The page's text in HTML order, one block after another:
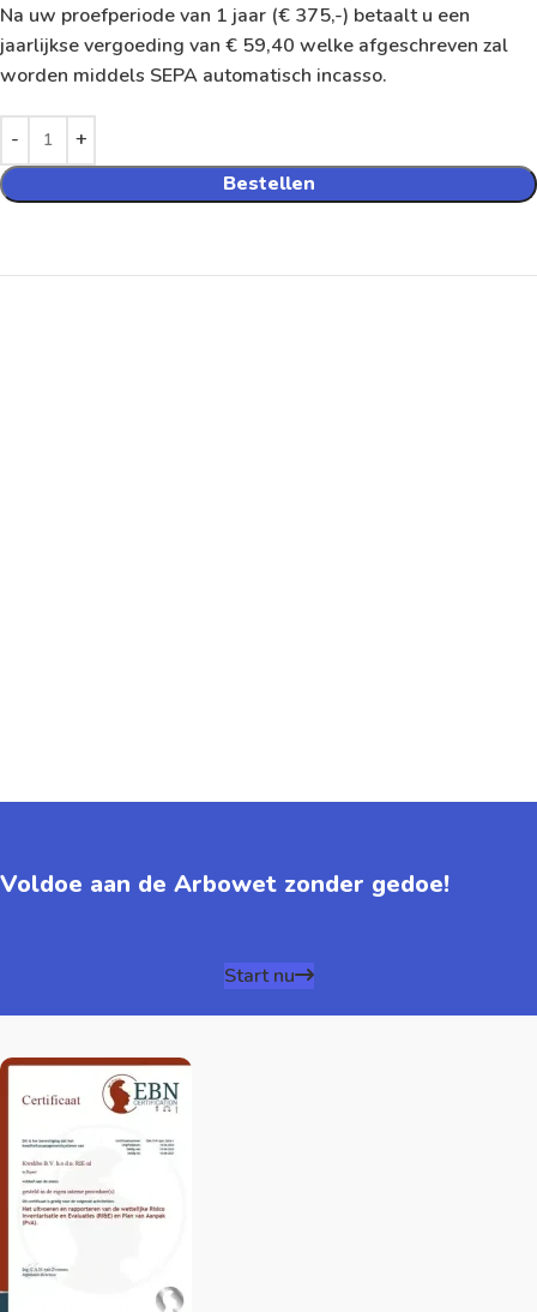
Na uw proefperiode van 1 jaar (€ 375,-) betaalt u een
jaarlijkse vergoeding van € 59,40 welke afgeschreven zal
worden middels SEPA automatisch incasso.
Bestellen
Voldoe aan de Arbowet zonder gedoe!
Start nu